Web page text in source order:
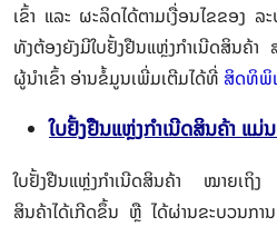
ເຂົ້າ ແລະ ຜະລິດໄດ້ຕາມເງື່ອນໄຂຂອງ ລ
ທັງຕ້ອງຍັງມີໃບຢັ້ງຢືນແຫຼ່ງກຳເນີດສິນຄ້າ
ຜູ້ນຳເຂົ້າ ອ່ານຂໍ້ມູນເພີ່ມເຕີມໄດ້ທີ່ ສິດທິພິ
ໃບຢັ້ງຢືນແຫຼ່ງກຳເນີດສິນຄ້າ ແມ່
ໃບຢັ້ງຢືນແຫຼ່ງກຳເນີດສິນຄ້າ ໝາຍເຖິງ
ສິນຄ້າໄດ້ເກີດຂຶ້ນ ຫຼື ໄດ້ຜ່ານຂະບວນກາ